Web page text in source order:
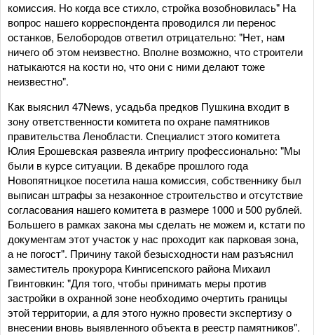
комиссия. Но когда все стихло, стройка возобновилась" На
вопрос нашего корреспондента проводился ли перенос
останков, Белобородов ответил отрицательно: "Нет, нам
ничего об этом неизвестно. Вполне возможно, что строители
натыкаются на кости но, что они с ними делают тоже
неизвестно".
Как выяснил 47News, усадьба предков Пушкина входит в
зону ответственности комитета по охране памятников
правительства Ленобласти. Специалист этого комитета
Юлия Ерошевская развеяла интригу профессионально: "Мы
были в курсе ситуации. В декабре прошлого года
Новопятницкое посетила наша комиссия, собственнику был
выписан штрафы за незаконное строительство и отсутствие
согласования нашего комитета в размере 1000 и 500 рублей.
Большего в рамках закона мы сделать не можем и, кстати по
документам этот участок у нас проходит как парковая зона,
а не погост". Причину такой безысходности нам разъяснил
заместитель прокурора Кингисепского района Михаил
Гвинтовкин: "Для того, чтобы принимать меры против
застройки в охранной зоне необходимо очертить границы
этой территории, а для этого нужно провести экспертизу о
внесении вновь выявленного объекта в реестр памятников".